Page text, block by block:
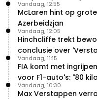
bewegen"
McLaren hint op
Azerbeidzjan
Vandaag, 12:55
Hinchcliffe trekt
conclusie over
Vandaag, 12:05
FIA komt met
voor F1-auto's: "80
Vandaag, 11:15
Max Verstappen
Vandaag, 10:30